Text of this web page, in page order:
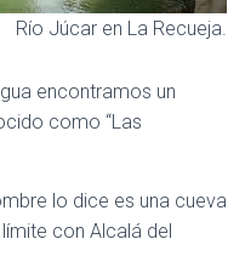
Río Júcar en La Recueja.
encontramos un
como “Las
lo dice es una cueva
con Alcalá del